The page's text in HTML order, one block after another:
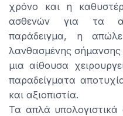
χρόνο και η
ασθενών για τα
παράδειγμα, η
λανθασμένης
μια αίθουσα
παραδείγματα
και αξιοπιστία.
Τα απλά